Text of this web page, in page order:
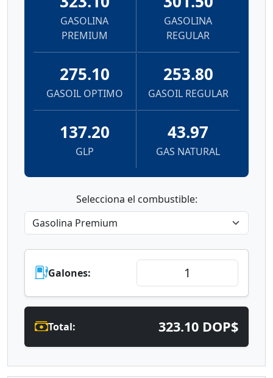
GASOLINA
PREMIUM
GASOLINA
REGULAR
275.10
GASOIL OPTIMO
253.80
GASOIL REGULAR
137.20
GLP
43.97
GAS NATURAL
Selecciona el combustible:
Galones:
Total: 323.10 DOP$